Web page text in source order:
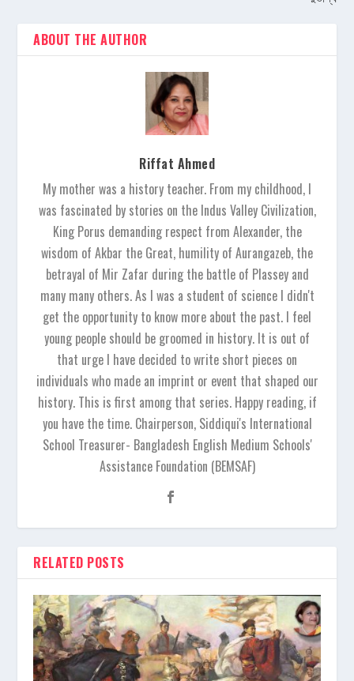
ABOUT THE AUTHOR
Riffat Ahmed
My mother was a history teacher. From my childhood, I
was fascinated by stories on the Indus Valley Civilization,
King Porus demanding respect from Alexander, the
wisdom of Akbar the Great, humility of Aurangazeb, the
betrayal of Mir Zafar during the battle of Plassey and
many many others. As I was a student of science I didn't
get the opportunity to know more about the past. I feel
young people should be groomed in history. It is out of
that urge I have decided to write short pieces on
individuals who made an imprint or event that shaped our
history. This is first among that series. Happy reading, if
you have the time. Chairperson, Siddiqui's International
School Treasurer- Bangladesh English Medium Schools'
Assistance Foundation (BEMSAF)
RELATED POSTS